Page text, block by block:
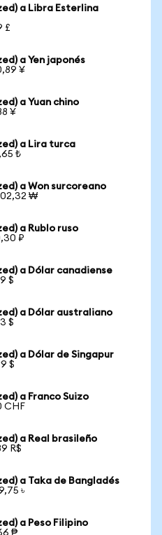
a Libra Esterlina
£
a Yen japonés
¥
a Yuan chino
¥
a Lira turca
₺
a Won surcoreano
₩
a Rublo ruso
₽
a Dólar canadiense
$
a Dólar australiano
$
a Dólar de Singapur
$
a Franco Suizo
CHF
a Real brasileño
R$
a Taka de Bangladés
৳
a Peso Filipino
₱